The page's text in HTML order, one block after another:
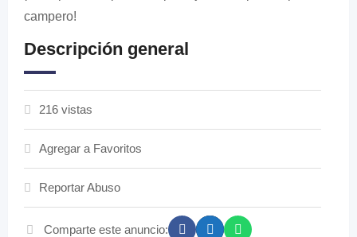
campero!
Descripción general
216 vistas
Agregar a Favoritos
Reportar Abuso
Comparte este anuncio: